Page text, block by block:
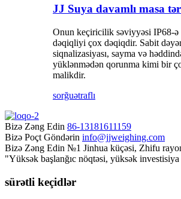
JJ Suya davamlı masa
Onun keçiricilik səviyyəsi IP68-ə
dəqiqliyi çox dəqiqdir. Sabit
siqnalizasiyası, sayma və
yüklənmədən qorunma kimi bir
malikdir.
sorğuətraflı
Bizə Zəng Edin 86-13181611159
Bizə Poçt Göndərin info@jjweighing.com
Bizə Zəng Edin №1 Jinhua küçəsi, Zhifu
"Yüksək başlanğıc nöqtəsi, yüksək
sürətli keçidlər